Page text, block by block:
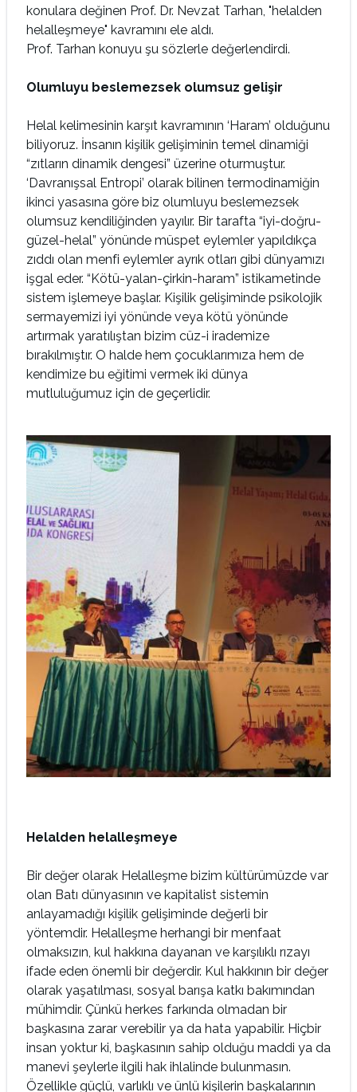
konulara değinen Prof. Dr. Nevzat Tarhan, "helalden
helalleşmeye" kavramını ele aldı.
Prof. Tarhan konuyu şu sözlerle değerlendirdi.
Olumluyu beslemezsek olumsuz gelişir
Helal kelimesinin karşıt kavramının ‘Haram’ olduğunu
biliyoruz. İnsanın kişilik gelişiminin temel dinamiği
“zıtların dinamik dengesi” üzerine oturmuştur.
‘Davranışsal Entropi’ olarak bilinen termodinamiğin
ikinci yasasına göre biz olumluyu beslemezsek
olumsuz kendiliğinden yayılır. Bir tarafta “iyi-doğru-
güzel-helal” yönünde müspet eylemler yapıldıkça
zıddı olan menfi eylemler ayrık otları gibi dünyamızı
işgal eder. “Kötü-yalan-çirkin-haram” istikametinde
sistem işlemeye başlar. Kişilik gelişiminde psikolojik
sermayemizi iyi yönünde veya kötü yönünde
artırmak yaratılıştan bizim cüz-i irademize
bırakılmıştır. O halde hem çocuklarımıza hem de
kendimize bu eğitimi vermek iki dünya
mutluluğumuz için de geçerlidir.
Helalden helalleşmeye
Bir değer olarak Helalleşme bizim kültürümüzde var
olan Batı dünyasının ve kapitalist sistemin
anlayamadığı kişilik gelişiminde değerli bir
yöntemdir. Helalleşme herhangi bir menfaat
olmaksızın, kul hakkına dayanan ve karşılıklı rızayı
ifade eden önemli bir değerdir. Kul hakkının bir değer
olarak yaşatılması, sosyal barışa katkı bakımından
mühimdir. Çünkü herkes farkında olmadan bir
başkasına zarar verebilir ya da hata yapabilir. Hiçbir
insan yoktur ki, başkasının sahip olduğu maddi ya da
manevi şeylerle ilgili hak ihlalinde bulunmasın.
Özellikle güçlü, varlıklı ve ünlü kişilerin başkalarının